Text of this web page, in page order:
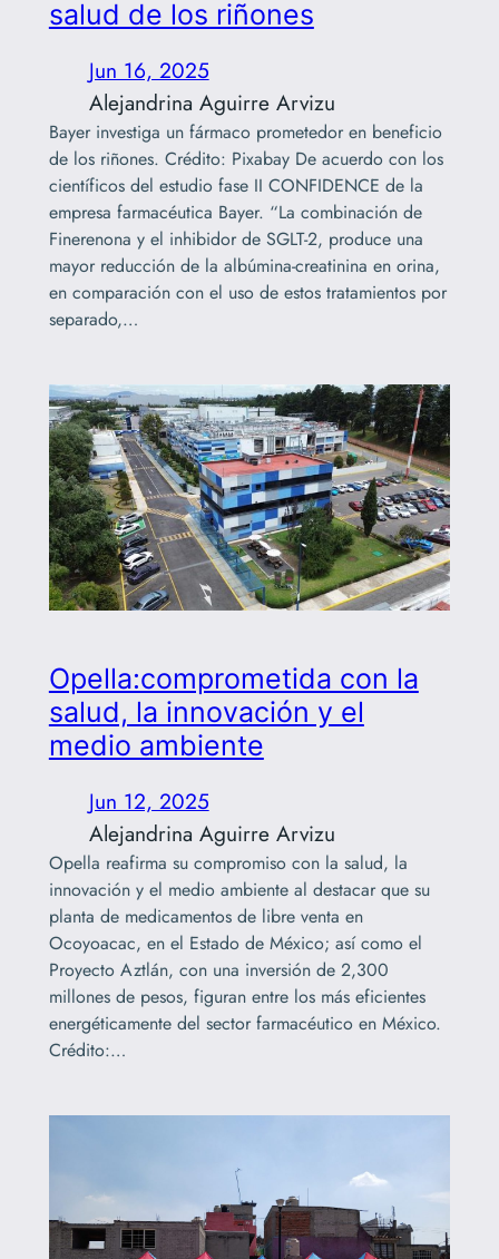
salud de los riñones
Jun 16, 2025
Alejandrina Aguirre Arvizu
Bayer investiga un fármaco prometedor en beneficio
de los riñones. Crédito: Pixabay De acuerdo con los
científicos del estudio fase II CONFIDENCE de la
empresa farmacéutica Bayer. “La combinación de
Finerenona y el inhibidor de SGLT-2, produce una
mayor reducción de la albúmina-creatinina en orina,
en comparación con el uso de estos tratamientos por
separado,…
Opella:comprometida con la
salud, la innovación y el
medio ambiente
Jun 12, 2025
Alejandrina Aguirre Arvizu
Opella reafirma su compromiso con la salud, la
innovación y el medio ambiente al destacar que su
planta de medicamentos de libre venta en
Ocoyoacac, en el Estado de México; así como el
Proyecto Aztlán, con una inversión de 2,300
millones de pesos, figuran entre los más eficientes
energéticamente del sector farmacéutico en México.
Crédito:…